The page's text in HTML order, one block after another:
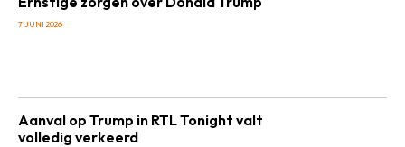
7 JUNI 2026
Aanval op Trump in RTL Tonight valt
volledig verkeerd